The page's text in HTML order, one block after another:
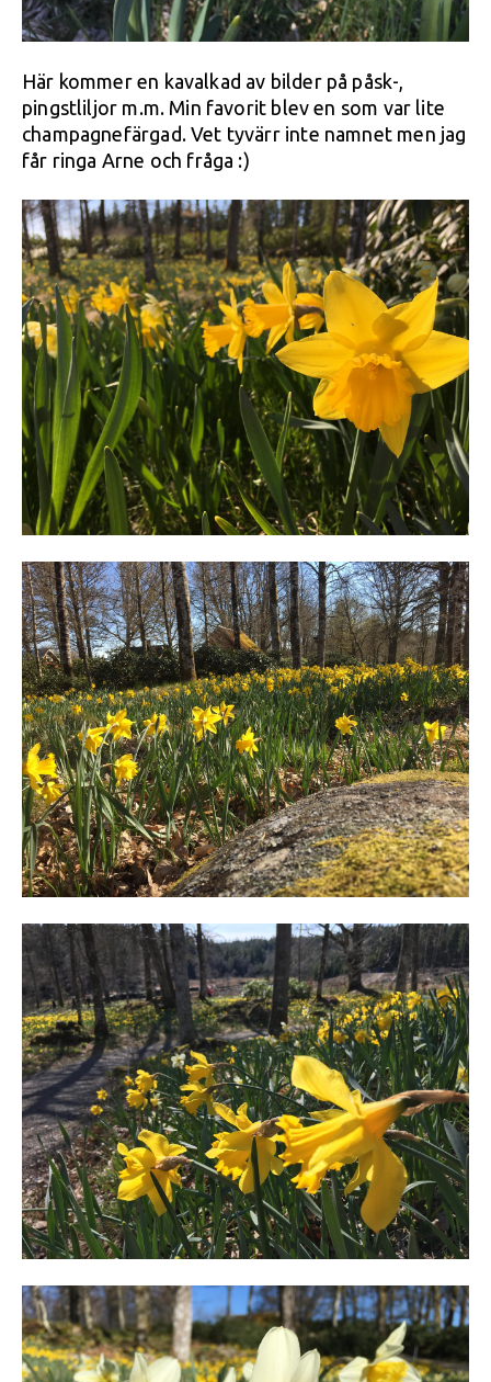
Här kommer en kavalkad av bilder på påsk-,
pingstliljor m.m. Min favorit blev en som var lite
champagnefärgad. Vet tyvärr inte namnet men jag
får ringa Arne och fråga :)